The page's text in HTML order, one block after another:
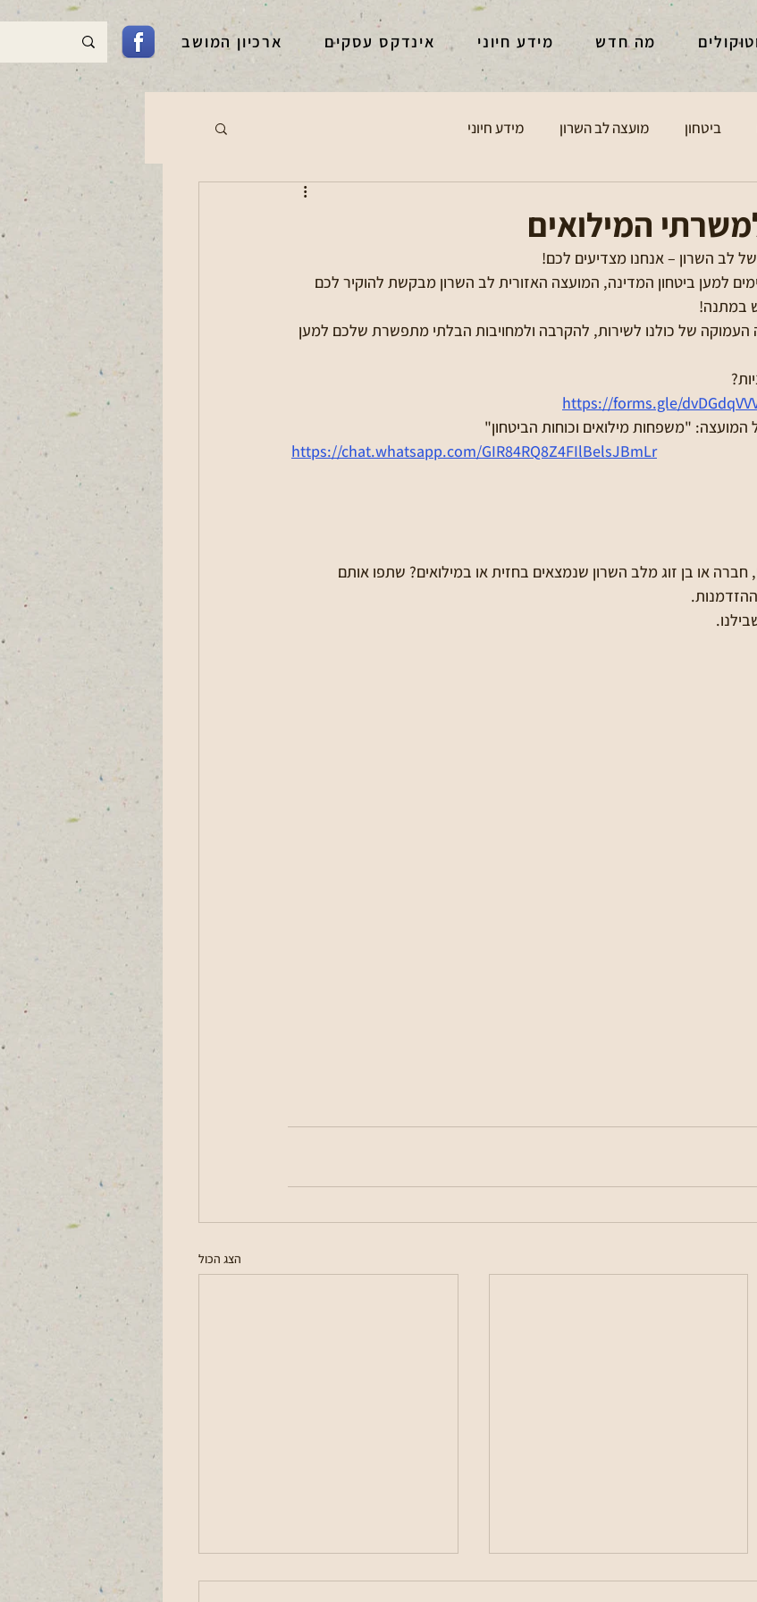
מה חדש מידע חיוני אינדקס עסקים ארכיון המושב
ביטחון מועצה לב השרון מידע חיוני
המילואים
לב השרון – אנחנו מצדיעים לכם!
למען ביטחון המדינה, המועצה האזורית לב השרון מבקשת להוקיר לכם
של כולנו לשירות, להקרבה ולמחויבות הבלתי מתפשרת שלכם למען
https://forms.gle/
"משפחות מילואים וכוחות הביטחון"
https://chat.whatsapp.com/GIR84RQ8Z4FIlBelsJBmLr
או בן זוג מלב השרון שנמצאים בחזית או במילואים? שתפו אותם
הצג הכול